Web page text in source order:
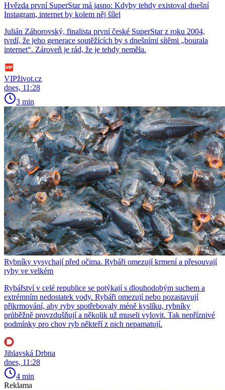
Hvězda první SuperStar má jasno: Kdyby tehdy existoval dnešní
Instagram, internet by kolem něj šílel
Julián Záhorovský, finalista první české SuperStar z roku 2004,
tvrdí, že jeho generace soutěžících by s dnešními sítěmi „bourala
internet“. Zároveň je rád, že je tehdy neměla.
VIPživot.cz
dnes, 11:28
3 min
Rybníky vysychají před očima. Rybáři omezují krmení a přesouvají
ryby ve velkém
Rybářství v celé republice se potýkají s dlouhodobým suchem a
extrémním nedostatek vody. Rybáři omezují nebo pozastavují
přikrmování, aby ryby spotřebovaly méně kyslíku, rybníky
průběžně provzdušňují a několik už museli vylovit. Tak nepříznivé
podmínky pro chov ryb někteří z nich nepamatují.
Jihlavská Drbna
dnes, 11:28
4 min
Reklama